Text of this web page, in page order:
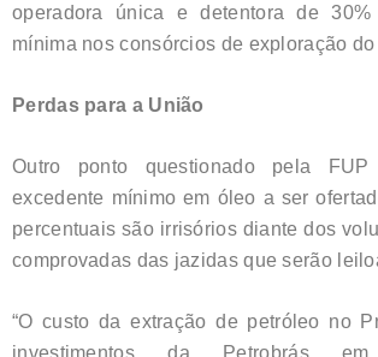
operadora única e detentora de 30%
mínima nos consórcios de exploração
Perdas para a União
Outro ponto questionado pela
excedente mínimo em óleo a ser
percentuais são irrisórios diante dos
comprovadas das jazidas que serão
“O custo da extração de petróleo no
investimentos da Petrobrás